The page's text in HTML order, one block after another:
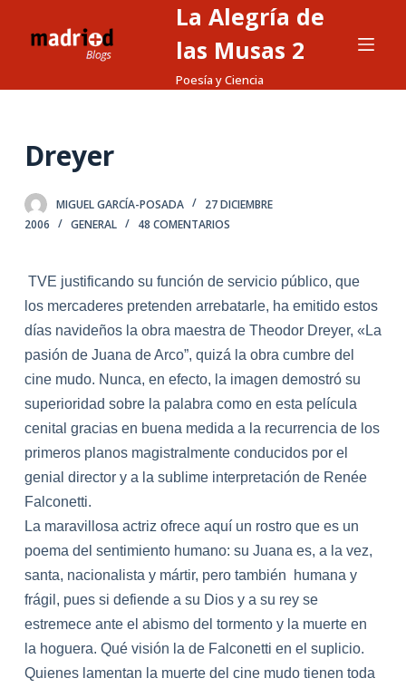
t
o
e
n
d
o
La Alegría de
las Musas 2
Poesía y Ciencia
Dreyer
MIGUEL GARCÍA-POSADA
27 DICIEMBRE
2006
GENERAL 48 COMENTARIOS
TVE justificando su función de servicio público, que
los mercaderes pretenden arrebatarle, ha emitido estos
días navideños la obra maestra de Theodor Dreyer, «La
pasión de Juana de Arco”, quizá la obra cumbre del
cine mudo. Nunca, en efecto, la imagen demostró su
superioridad sobre la pa labra como en esta pelícu la
cenital gracias en buena medida a la recurrencia de los
primeros planos magistralmente conducidos por el
genial director y a la sublime interpretación de Renée
Falconetti.
La maravillosa actriz ofrece aquí un rostro que es un
poema del sentimiento humano: su Juana es, a la vez,
santa, nacionalista y mártir, pero también humana y
frágil, pues si defiende a su Dios y a su rey se
estremece ante el abismo del tormento y la muerte en
la hoguera. Qué visión la de Falconetti en el suplicio.
Quienes lamentan la muerte del cine mudo tienen toda